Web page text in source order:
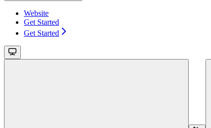
Website
Get Started
Get Started